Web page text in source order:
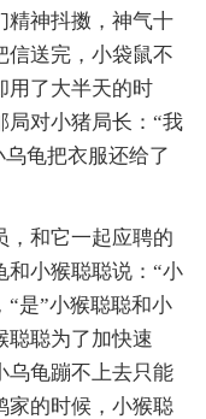
精神抖擞，神气十
信送完，小袋鼠不
用了大半天的时
局对小猪局长：“我
龟把衣服还给了
和它一起应聘的
和小猴聪聪说：“小
“是”小猴聪聪和小
聪聪为了加快速
乌龟蹦不上去只能
家的时候，小猴聪